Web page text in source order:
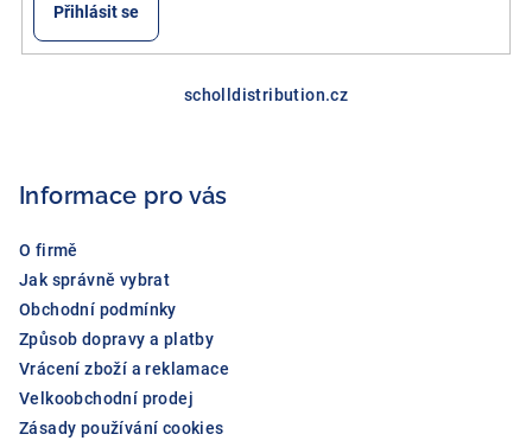
Přihlásit se
scholldistribution.cz
Informace pro vás
O firmě
Jak správně vybrat
Obchodní podmínky
Způsob dopravy a platby
Vrácení zboží a reklamace
Velkoobchodní prodej
Zásady používání cookies